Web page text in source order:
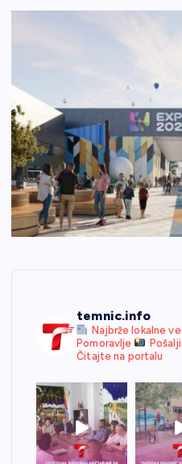
temnic.info
Najbrže lokalne
Pomoravlje
Čitajte na portalu